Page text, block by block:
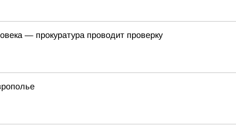
— прокуратура проводит проверку